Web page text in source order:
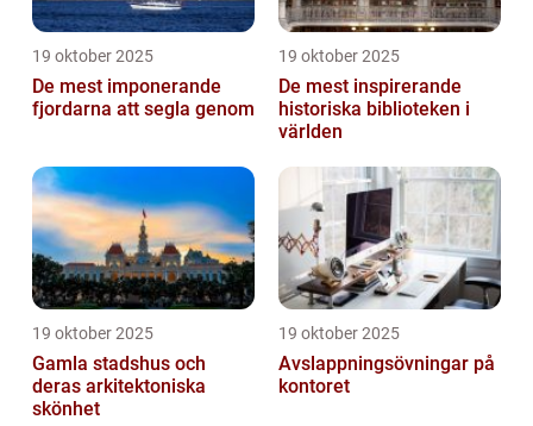
19 oktober 2025
De mest imponerande
fjordarna att segla genom
19 oktober 2025
De mest inspirerande
historiska biblioteken i
världen
19 oktober 2025
Gamla stadshus och
deras arkitektoniska
skönhet
19 oktober 2025
Avslappningsövningar på
kontoret